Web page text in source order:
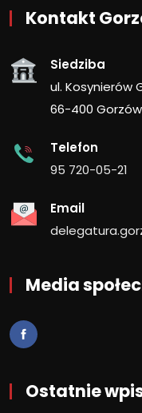
Kontakt
Siedziba
ul. Kosynierów
66-400
Telefon
95 720-05-21
Email
Media
Ostatnie